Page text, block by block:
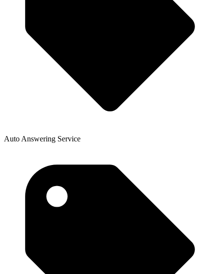
Auto Answering Service